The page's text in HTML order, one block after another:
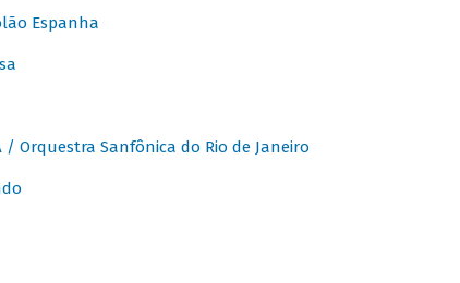
Espanha
/ Orquestra Sanfônica do Rio de Janeiro